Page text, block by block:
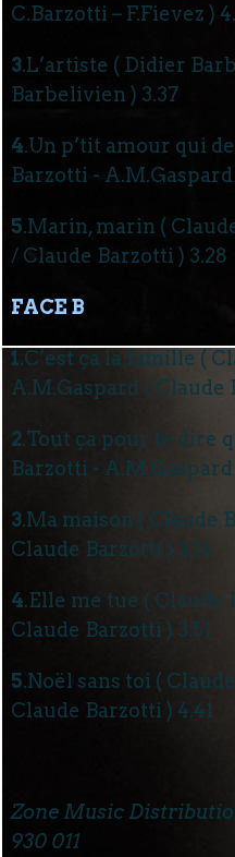
C.Barzotti – F.Fievez )
3.L’artiste ( Didier
Barbelivien ) 3.37
4.Un p’tit amour qui
Barzotti -
5.Marin, marin (
/ Claude Barzotti ) 3.28
FACE B
1.C’est ça la famille (
A.M.Gaspard / Claude
2.Tout ça pour te dire
Barzotti -
3.Ma maison ( Claude
Claude Barzotti ) 3.14
4.Elle me tue ( Claude
Claude Barzotti ) 3.51
5.Noël sans toi (
Claude Barzotti ) 4.41
Zone Music
930 011